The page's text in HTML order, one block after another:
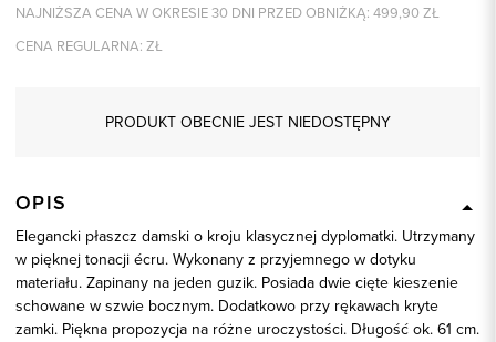
NAJNIŻSZA CENA W OKRESIE 30 DNI PRZED OBNIŻKĄ: 499,90 ZŁ
CENA REGULARNA: ZŁ
PRODUKT OBECNIE JEST NIEDOSTĘPNY
OPIS
Elegancki płaszcz damski o kroju klasycznej dyplomatki. Utrzymany
w pięknej tonacji écru. Wykonany z przyjemnego w dotyku
materiału. Zapinany na jeden guzik. Posiada dwie cięte kieszenie
schowane w szwie bocznym. Dodatkowo przy rękawach kryte
zamki. Piękna propozycja na różne uroczystości. Długość ok. 61 cm.